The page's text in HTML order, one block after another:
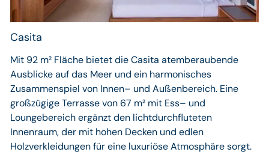
Casita
Mit 92 m² Fläche bietet die Casita atemberaubende
Ausblicke auf das Meer und ein harmonisches
Zusammenspiel von Innen– und Außenbereich. Eine
großzügige Terrasse von 67 m² mit Ess– und
Loungebereich ergänzt den lichtdurchfluteten
Innenraum, der mit hohen Decken und edlen
Holzverkleidungen für eine luxuriöse Atmosphäre sorgt.